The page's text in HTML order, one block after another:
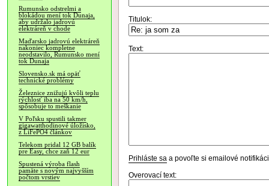
Rumunsko odstrelmi a
blokádou mení tok Dunaja,
aby udržalo jadrovú
elektráreň v chode
Maďarsko jadrovú elektráreň
nakoniec kompletne
neodstavilo, Rumunsko mení
tok Dunaja
Slovensko.sk má opäť
technické problémy
Železnice znižujú kvôli teplu
rýchlosť iba na 50 km/h,
spôsobuje to meškanie
V Poľsku spustili takmer
gigawatthodinové úložisko,
z LiFePO4 článkov
Telekom pridal 12 GB balík
pre Easy, chce zaň 12 eur
Spustená výroba flash
pamäte s novým najvyšším
počtom vrstiev
Titulok:
Text:
Prihláste sa a povoľte si emailové
Overovací text: